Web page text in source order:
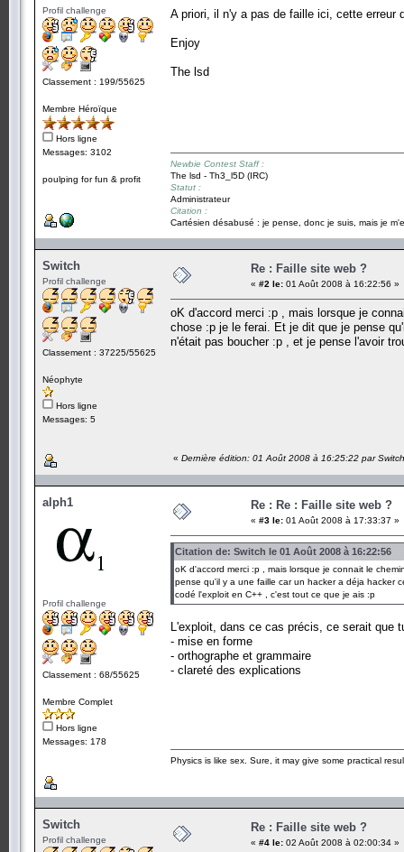
Profil challenge
Classement : 199/55625
Membre Héroïque
Hors ligne
Messages: 3102
poulping for fun & profit
A priori, il n'y a pas de faille ici, cette erreur
Enjoy
The lsd
Newbie Contest Staff :
The lsd - Th3_l5D (IRC)
Statut :
Administrateur
Citation :
Cartésien désabusé : je pense, donc je suis, mais je
Switch
Profil challenge
Classement : 37225/55625
Néophyte
Hors ligne
Messages: 5
Re : Faille site web ?
« #2 le: 01 Août 2008 à 16:22:56 »
oK d'accord merci :p , mais lorsque je
chose :p je le ferai. Et je dit que je pense
n'était pas boucher :p , et je pense l'avoir
« Dernière édition: 01 Août 2008 à 16:25:22 par Switch
alph1
Profil challenge
Classement : 68/55625
Membre Complet
Hors ligne
Messages: 178
Re : Re : Faille site web ?
« #3 le: 01 Août 2008 à 17:33:37 »
Citation de: Switch le 01 Août 2008 à 16:22:56
oK d'accord merci :p , mais lorsque je connait le
pense qu'il y a une faille car un hacker a déja hacker
codé l'exploit en C++ , c'est tout ce que je ais :p
L'exploit, dans ce cas précis, ce serait que
- mise en forme
- orthographe et grammaire
- clareté des explications
Physics is like sex. Sure, it may give some practical
Switch
Profil challenge
Re : Faille site web ?
« #4 le: 02 Août 2008 à 02:00:34 »